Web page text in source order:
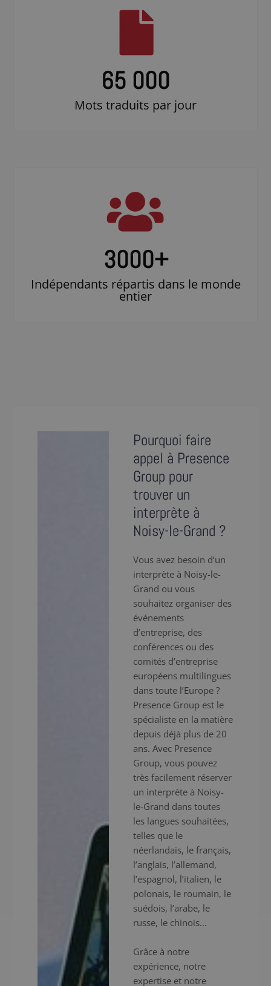
65 000
Mots traduits par jour
3000+
Indépendants répartis dans le monde
entier
Pourquoi faire
appel à Presence
Group pour
trouver un
interprète à
Noisy-le-Grand ?
Vous avez besoin d’un
interprète à Noisy-le-
Grand ou vous
souhaitez organiser des
événements
d’entreprise, des
conférences ou des
comités d’entreprise
européens multilingues
dans toute l’Europe ?
Presence Group est le
spécialiste en la matière
depuis déjà plus de 20
ans. Avec Presence
Group, vous pouvez
très facilement réserver
un interprète à Noisy-
le-Grand dans toutes
les langues souhaitées,
telles que le
néerlandais, le français,
l’anglais, l’allemand,
l’espagnol, l’italien, le
polonais, le roumain, le
suédois, l’arabe, le
russe, le chinois...
Grâce à notre
expérience, notre
expertise et notre